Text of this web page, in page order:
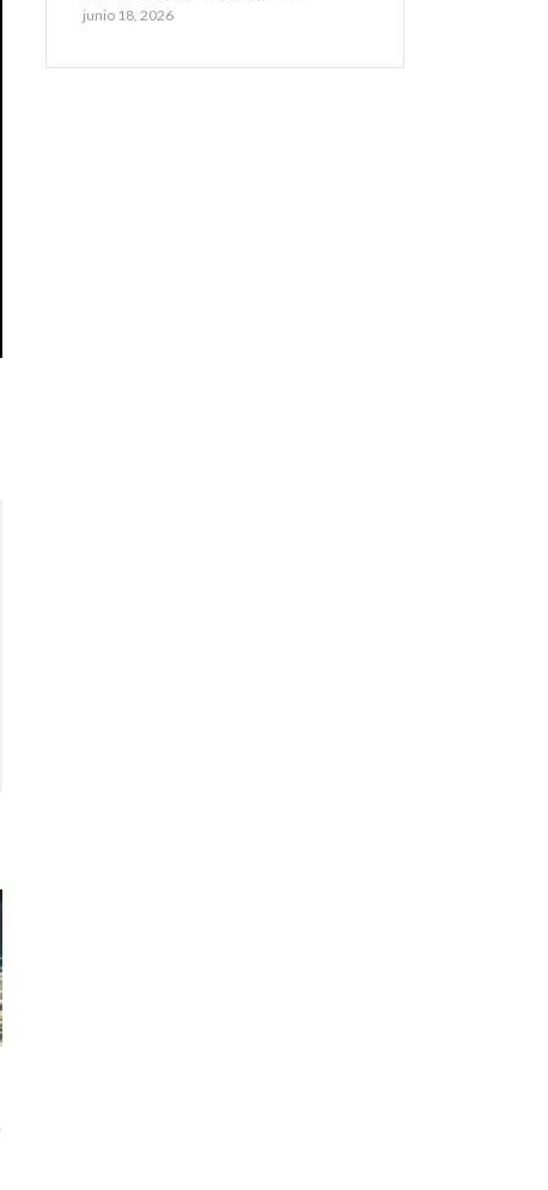
junio 18, 2026